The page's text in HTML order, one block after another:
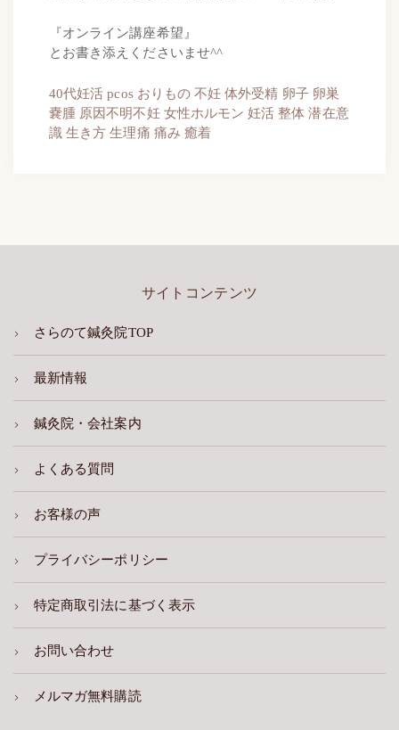
『オンライン講座希望』
とお書き添えくださいませ^^
40代妊活 pcos おりもの 不妊 体外受精 卵子 卵巣
嚢腫 原因不明不妊 女性ホルモン 妊活 整体 潜在意
識 生き方 生理痛 痛み 癒着
サイトコンテンツ
さらのて鍼灸院TOP
最新情報
鍼灸院・会社案内
よくある質問
お客様の声
プライバシーポリシー
特定商取引法に基づく表示
お問い合わせ
メルマガ無料購読